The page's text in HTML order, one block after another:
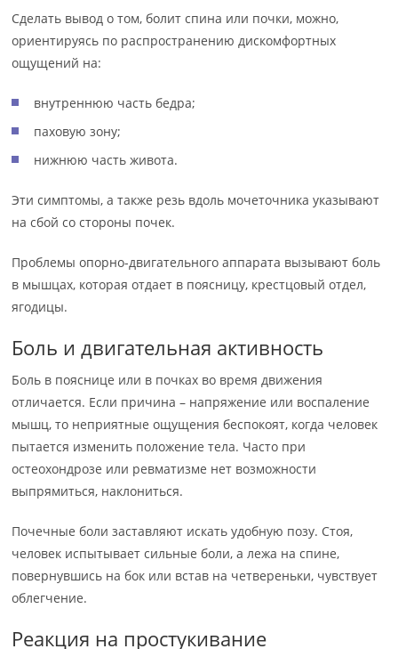
Сделать вывод о том, болит спина или почки, можно,
ориентируясь по распространению дискомфортных
ощущений на:
внутреннюю часть бедра;
паховую зону;
нижнюю часть живота.
Эти симптомы, а также резь вдоль мочеточника указывают
на сбой со стороны почек.
Проблемы опорно-двигательного аппарата вызывают боль
в мышцах, которая отдает в поясницу, крестцовый отдел,
ягодицы.
Боль и двигательная активность
Боль в пояснице или в почках во время движения
отличается. Если причина – напряжение или воспаление
мышц, то неприятные ощущения беспокоят, когда человек
пытается изменить положение тела. Часто при
остеохондрозе или ревматизме нет возможности
выпрямиться, наклониться.
Почечные боли заставляют искать удобную позу. Стоя,
человек испытывает сильные боли, а лежа на спине,
повернувшись на бок или встав на четвереньки, чувствует
облегчение.
Реакция на простукивание